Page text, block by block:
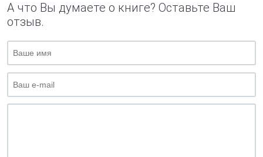
А что Вы думаете о книге? Оставьте Ваш
отзыв.